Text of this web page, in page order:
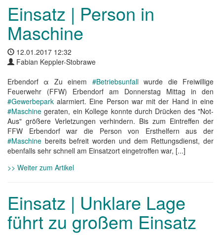
Einsatz | Person in
Maschine
12.01.2017 12:32
Fabian Keppler-Stobrawe
Erbendorf α Zu einem #Betriebsunfallwurde die Freiwillige
Feuerwehr (FFW) Erbendorf am Donnerstag Mittag in den
#Gewerbepark alarmiert. Eine Person war mit der Hand in eine
#Maschine geraten, ein Kollege konnte durch Drücken des "Not-
Aus" größere Verletzungen verhindern. Bis zum Eintreffen der
FFW Erbendorf war die Person von Ersthelfern aus der
#Maschine bereits befreit worden und dem Rettungsdienst, der
ebenfalls sehr schnell am Einsatzort eingetroffen war, [...]
>> Weiter zum Artikel
Einsatz | Unklare Lage
führt zu großem Einsatz